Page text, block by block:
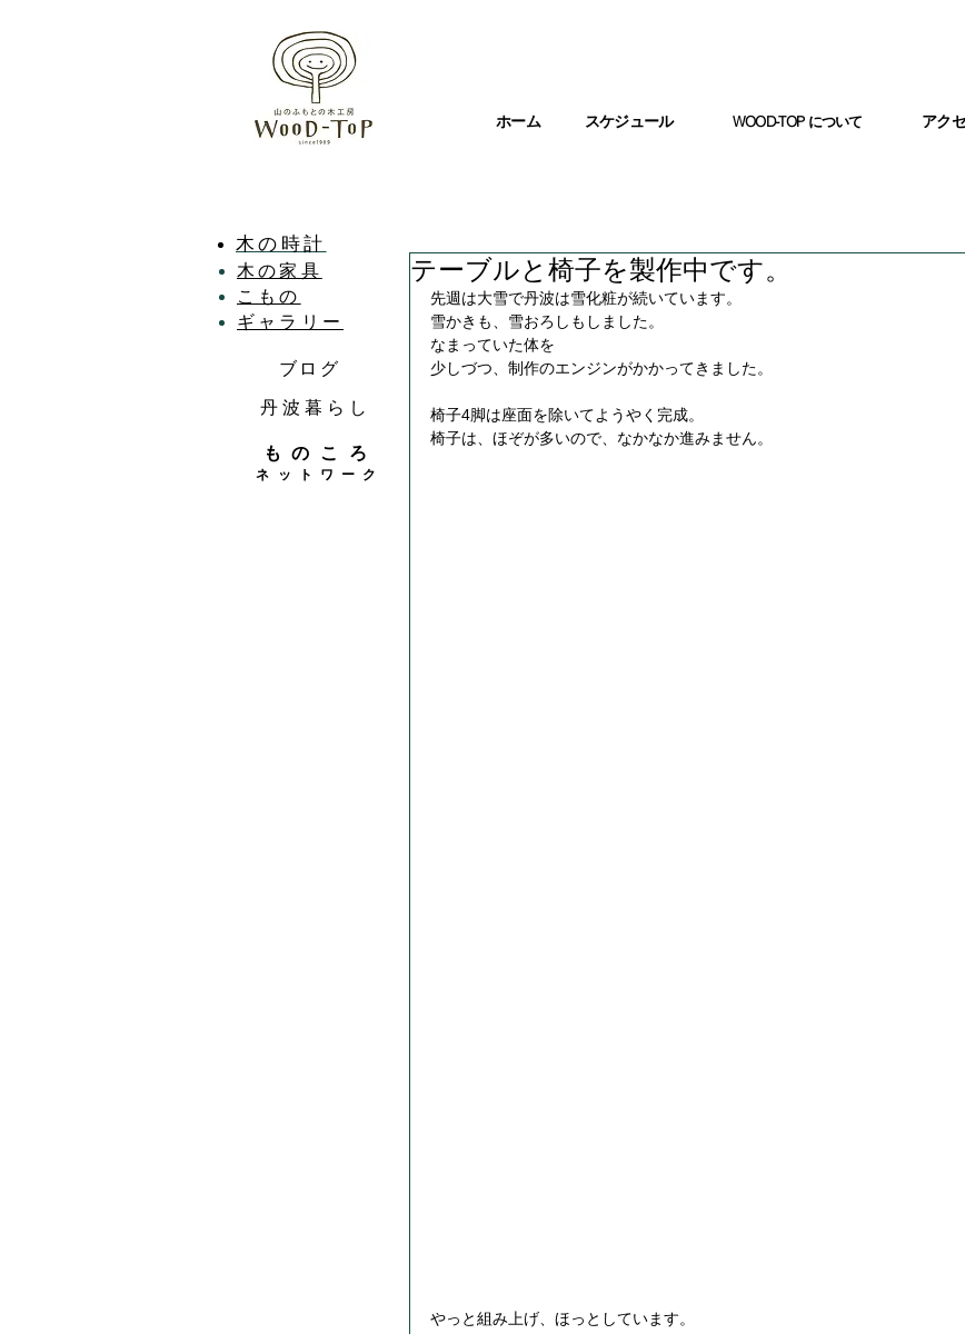
ホーム スケジュール WOOD-TOP について アク
テーブルと椅子を製作中です。
先週は大雪で丹波は雪化粧が続いています。
雪かきも、雪おろしもしました。
なまっていた体を
少しづつ、制作のエンジンがかかってきました。
椅子4脚は座面を除いてようやく完成。
椅子は、ほぞが多いので、なかなか進みません。
やっと組み上げ、ほっとしています。
ギャラリー
こもの
木の家具
木の時計
ブログ
ものころ
ネットワーク
丹波暮らし